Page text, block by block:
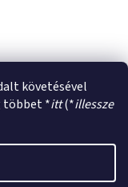
követésével
többet *itt(*illessze